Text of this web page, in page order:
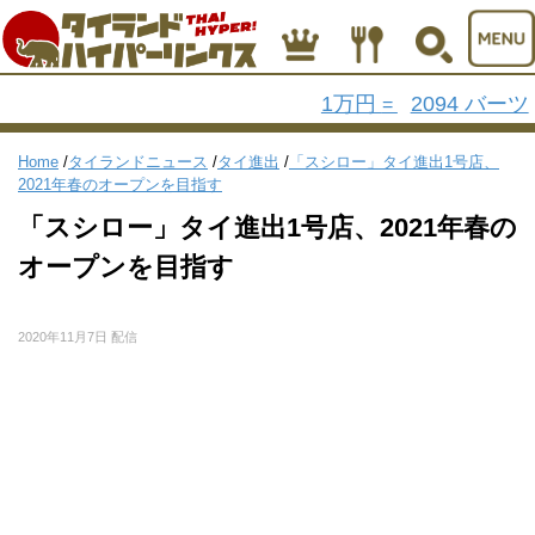
1万円 = 2094 バーツ
Home /タイランドニュース /タイ進出 / 「スシロー」タイ進出1号店、
2021年春のオープンを目指す
「スシロー」タイ進出1号店、2021年春の
オープンを目指す
2020年11月7日 配信